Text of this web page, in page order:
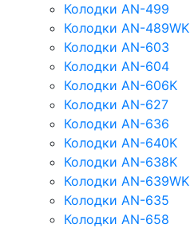
Колодки AN-499
Колодки AN-489WK
Колодки AN-603
Колодки AN-604
Колодки AN-606K
Колодки AN-627
Колодки AN-636
Колодки AN-640K
Колодки AN-638K
Колодки AN-639WK
Колодки AN-635
Колодки AN-658